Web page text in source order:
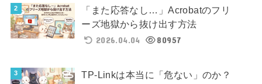
「また応答なし…」Acrobatのフリ
ーズ地獄から抜け出す方法
2026.04.04
80957
TP-Linkは本当に「危ない」のか？